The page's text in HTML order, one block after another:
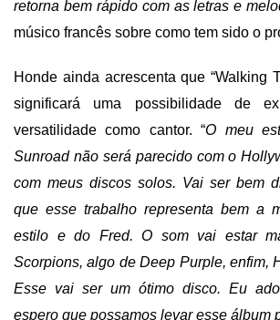
retorna bem rápido com as letras e
músico francês sobre como tem sido o
Honde ainda acrescenta que “Walking
significará uma possibilidade de
versatilidade como cantor. “O meu
Sunroad não será parecido com o
com meus discos solos. Vai ser bem
que esse trabalho representa bem a
estilo e do Fred. O som vai estar
Scorpions, algo de Deep Purple, enfim,
Esse vai ser um ótimo disco. Eu
espero que possamos levar esse álbum